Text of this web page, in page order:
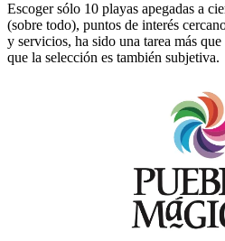
Escoger sólo 10 playas apegadas a
(sobre todo), puntos de interés
y servicios, ha sido una tarea más
que la selección es también subjetiva.